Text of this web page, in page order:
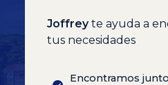
Joffreyte ayuda a
tus necesidades
Encontramos